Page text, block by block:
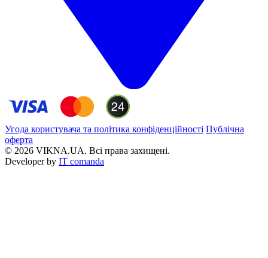
Угода користувача та політика конфіденційності Публічна
оферта
© 2026 VIKNA.UA. Всі права захищені.
Developer by IT comanda